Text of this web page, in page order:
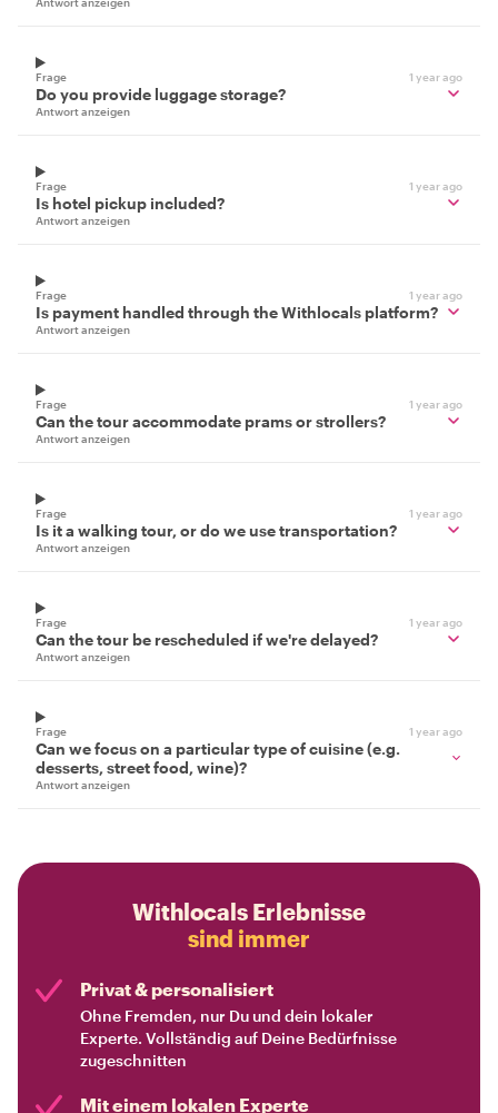
Frage 1 year ago
Do you provide luggage storage?
Antwort anzeigen
Frage 1 year ago
Is hotel pickup included?
Antwort anzeigen
Frage 1 year ago
Is payment handled through the Withlocals platform?
Antwort anzeigen
Frage 1 year ago
Can the tour accommodate prams or strollers?
Antwort anzeigen
Frage 1 year ago
Is it a walking tour, or do we use transportation?
Antwort anzeigen
Frage 1 year ago
Can the tour be rescheduled if we're delayed?
Antwort anzeigen
Frage 1 year ago
Can we focus on a particular type of cuisine (e.g.
desserts, street food, wine)?
Antwort anzeigen
Withlocals Erlebnisse
sind immer
Privat & personalisiert
Ohne Fremden, nur Du und dein lokaler
Experte. Vollständig auf Deine Bedürfnisse
zugeschnitten
Mit einem lokalen Experte